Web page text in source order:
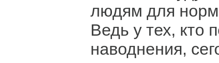
людям для
Ведь у тех, кто
наводнения,